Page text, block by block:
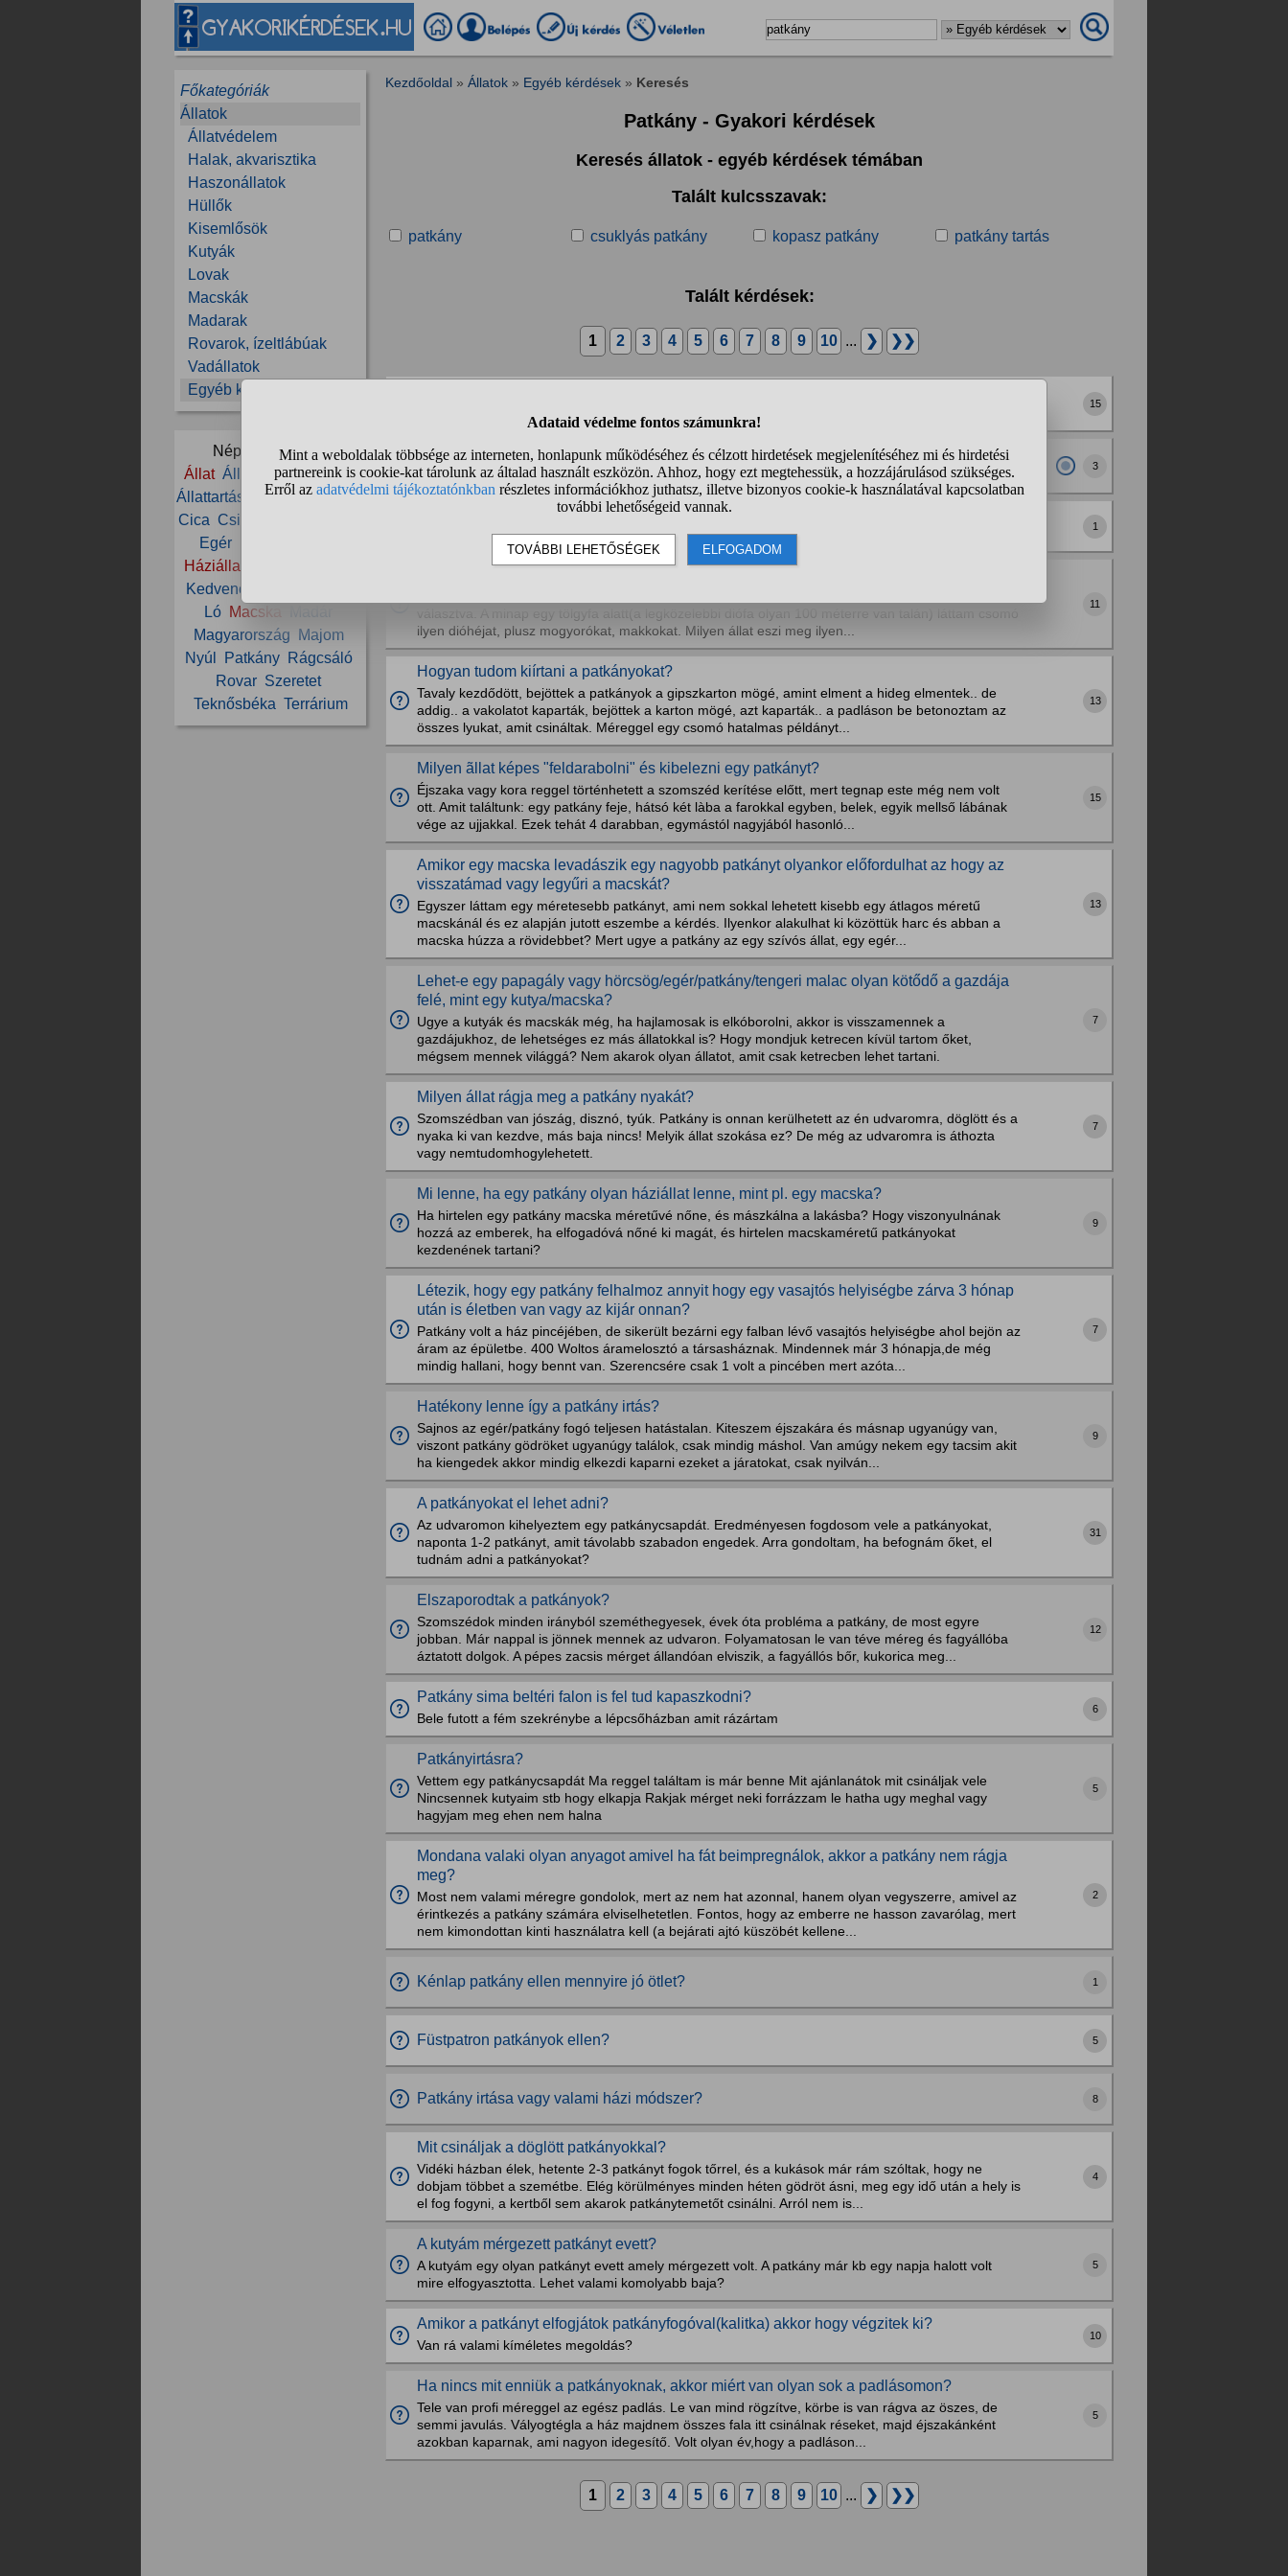
Főkategóriák
Állatok
Állatvédelem
Halak, akvarisztika
Haszonállatok
Hüllők
Kisemlősök
Kutyák
Lovak
Macskák
Madarak
Rovarok, ízeltlábúak
Vadállatok
Egyéb kérdések
Népszerű témák:
Állat Állatkert Állatorvos
Állattartás
Béka
Budapest
Cica Csiga
Egér
Háziállat
Kedvenc
Ló Macska
Magyarország
Majom
Nyúl
Patkány
Rágcsáló
Rovar Szeretet
Teknősbéka Terrárium
Kezdőoldal » Állatok » Egyéb kérdések » Keresés
Patkány - Gyakori kérdések
Keresés állatok - egyéb kérdések témában
Talált kulcsszavak:
patkány csuklyás patkány kopasz patkány patkány tartás
Talált kérdések:
1 2 3 4 5 6 7 8 9 10 ... ❯ ❯❯
Valahonnan hallottam, és azóta félek ráülni a wc-re! Valaki mondja el, ez bullshit, vagy a valóság?
15
Mi a kedvenc rágcsálód?
Te magad rágcsáló vagy e?
3
1
ilyen dióhéjat, plusz mogyorókat, makkokat. Milyen állat eszi meg ilyen...
11
Hogyan tudom kiírtani a patkányokat?
Tavaly kezdődött, bejöttek a patkányok a gipszkarton mögé, amint elment a hideg elmentek.. de
addig.. a vakolatot kaparták, bejöttek a karton mögé, azt kaparták.. a padláson be betonoztam az
összes lyukat, amit csináltak. Méreggel egy csomó hatalmas példányt...
13
Milyen ãllat képes "feldarabolni" és kibelezni egy patkányt?
Éjszaka vagy kora reggel történhetett a szomszéd kerítése előtt, mert tegnap este még nem volt
ott. Amit találtunk: egy patkány feje, hátsó két làba a farokkal egyben, belek, egyik mellső lábának
vége az ujjakkal. Ezek tehát 4 darabban, egymástól nagyjából hasonló...
15
Amikor egy macska levadászik egy nagyobb patkányt olyankor előfordulhat az hogy az
visszatámad vagy legyűri a macskát?
Egyszer láttam egy méretesebb patkányt, ami nem sokkal lehetett kisebb egy átlagos méretű
macskánál és ez alapján jutott eszembe a kérdés. Ilyenkor alakulhat ki közöttük harc és abban a
macska húzza a rövidebbet? Mert ugye a patkány az egy szívós állat, egy egér...
13
Lehet-e egy papagály vagy hörcsög/egér/patkány/tengeri malac olyan kötődő a gazdája
felé, mint egy kutya/macska?
Ugye a kutyák és macskák még, ha hajlamosak is elkóborolni, akkor is visszamennek a
gazdájukhoz, de lehetséges ez más állatokkal is? Hogy mondjuk ketrecen kívül tartom őket,
mégsem mennek világgá? Nem akarok olyan állatot, amit csak ketrecben lehet tartani.
7
Milyen állat rágja meg a patkány nyakát?
Szomszédban van jószág, disznó, tyúk. Patkány is onnan kerülhetett az én udvaromra, döglött és a
nyaka ki van kezdve, más baja nincs! Melyik állat szokása ez? De még az udvaromra is áthozta
vagy nemtudomhogylehetett.
7
Mi lenne, ha egy patkány olyan háziállat lenne, mint pl. egy macska?
Ha hirtelen egy patkány macska méretűvé nőne, és mászkálna a lakásba? Hogy viszonyulnának
hozzá az emberek, ha elfogadóvá nőné ki magát, és hirtelen macskaméretű patkányokat
kezdenének tartani?
9
Létezik, hogy egy patkány felhalmoz annyit hogy egy vasajtós helyiségbe zárva 3 hónap
után is életben van vagy az kijár onnan?
Patkány volt a ház pincéjében, de sikerült bezárni egy falban lévő vasajtós helyiségbe ahol bejön az
áram az épületbe. 400 Woltos áramelosztó a társasháznak. Mindennek már 3 hónapja,de még
mindig hallani, hogy bennt van. Szerencsére csak 1 volt a pincében mert azóta...
7
Hatékony lenne így a patkány irtás?
Sajnos az egér/patkány fogó teljesen hatástalan. Kiteszem éjszakára és másnap ugyanúgy van,
viszont patkány gödröket ugyanúgy találok, csak mindig máshol. Van amúgy nekem egy tacsim akit
ha kiengedek akkor mindig elkezdi kaparni ezeket a járatokat, csak nyilván...
9
A patkányokat el lehet adni?
Az udvaromon kihelyeztem egy patkánycsapdát. Eredményesen fogdosom vele a patkányokat,
naponta 1-2 patkányt, amit távolabb szabadon engedek. Arra gondoltam, ha befognám őket, el
tudnám adni a patkányokat?
31
Elszaporodtak a patkányok?
Szomszédok minden irányból szeméthegyesek, évek óta probléma a patkány, de most egyre
jobban. Már nappal is jönnek mennek az udvaron. Folyamatosan le van téve méreg és fagyállóba
áztatott dolgok. A pépes zacsis mérget állandóan elviszik, a fagyállós bőr, kukorica meg...
12
Patkány sima beltéri falon is fel tud kapaszkodni?
Bele futott a fém szekrénybe a lépcsőházban amit rázártam
6
Patkányirtásra?
Vettem egy patkánycsapdát Ma reggel találtam is már benne Mit ajánlanátok mit csináljak vele
Nincsennek kutyaim stb hogy elkapja Rakjak mérget neki forrázzam le hatha ugy meghal vagy
hagyjam meg ehen nem halna
5
Mondana valaki olyan anyagot amivel ha fát beimpregnálok, akkor a patkány nem rágja
meg?
Most nem valami méregre gondolok, mert az nem hat azonnal, hanem olyan vegyszerre, amivel az
érintkezés a patkány számára elviselhetetlen. Fontos, hogy az emberre ne hasson zavarólag, mert
nem kimondottan kinti használatra kell (a bejárati ajtó küszöbét kellene...
2
Kénlap patkány ellen mennyire jó ötlet? 1
Füstpatron patkányok ellen? 5
Patkány irtása vagy valami házi módszer? 8
Mit csináljak a döglött patkányokkal?
Vidéki házban élek, hetente 2-3 patkányt fogok tőrrel, és a kukások már rám szóltak, hogy ne
dobjam többet a szemétbe. Elég körülményes minden héten gödröt ásni, meg egy idő után a hely is
el fog fogyni, a kertből sem akarok patkánytemetőt csinálni. Arról nem is...
4
A kutyám mérgezett patkányt evett?
A kutyám egy olyan patkányt evett amely mérgezett volt. A patkány már kb egy napja halott volt
mire elfogyasztotta. Lehet valami komolyabb baja?
5
Amikor a patkányt elfogjátok patkányfogóval(kalitka) akkor hogy végzitek ki?
Van rá valami kíméletes megoldás?
10
Ha nincs mit enniük a patkányoknak, akkor miért van olyan sok a padlásomon?
Tele van profi méreggel az egész padlás. Le van mind rögzítve, körbe is van rágva az öszes, de
semmi javulás. Vályogtégla a ház majdnem összes fala itt csinálnak réseket, majd éjszakánként
azokban kaparnak, ami nagyon idegesítő. Volt olyan év,hogy a padláson...
5
1 2 3 4 5 6 7 8 9 10 ... ❯ ❯❯